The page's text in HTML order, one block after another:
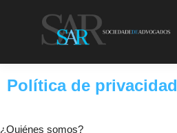
Política de privacidad
¿Quiénes somos?